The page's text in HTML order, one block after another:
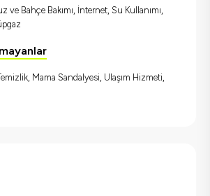
ve Bahçe Bakımı, İnternet, Su Kullanımı,
Mama Sandalyesi, Ulaşım Hizmeti,